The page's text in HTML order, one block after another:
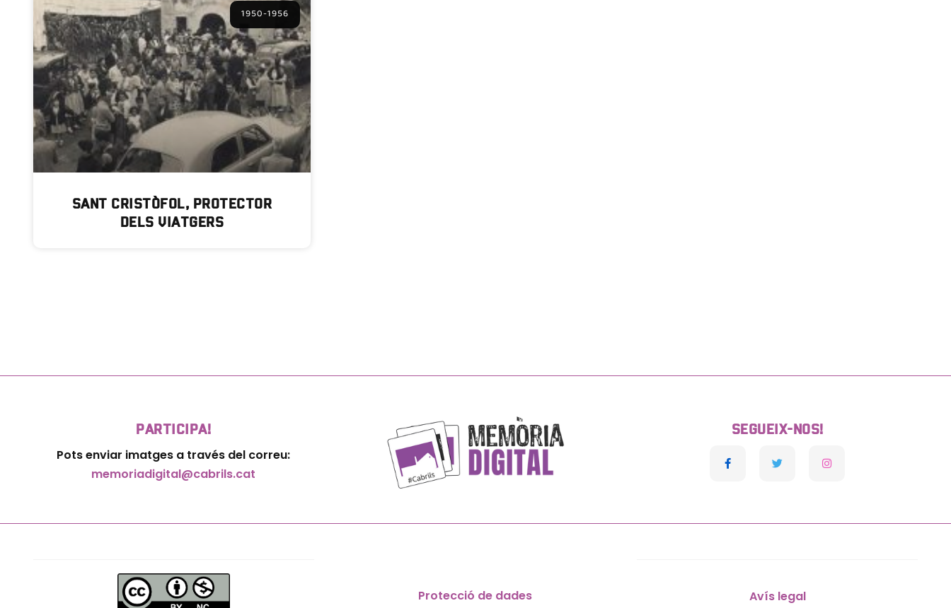
1950-1956
Sant Cristòfol, protector
dels viatgers
PARTICIPA!
Pots enviar imatges a través del correu:
memoriadigital@cabrils.cat
SEGUEIX-NOS!
Protecció de dades Avís legal